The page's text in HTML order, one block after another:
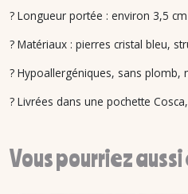
? Longueur portée : environ 3,5 cm
? Matériaux : pierres cristal bleu,
? Hypoallergéniques, sans plomb,
? Livrées dans une pochette
Vous pourriez